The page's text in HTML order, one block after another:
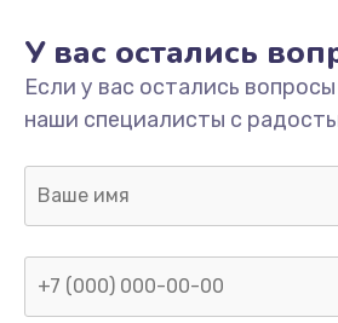
Замена/Pемонт
1300 руб.
Заказать
Ремонт
400 руб.
У вас остались
Если у вас остались
наши специалисты с